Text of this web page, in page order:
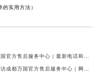
实用方法）